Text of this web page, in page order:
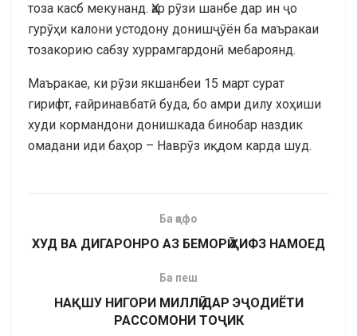
тоза касб мекунанд. Ҳар рӯзи шанбе дар ин ҷо
гурӯҳи калони устодону донишҷӯён ба маъракаи
тозакорию сабзу хуррамгардонӣ мебароянд.
Маъракае, ки рӯзи якшанбеи 15 март сурат
гирифт, ғайринавбатӣ буда, бо амри дилу хоҳиши
худи кормандони донишкада бинобар наздик
омадани иди баҳор – Наврӯз иқдом карда шуд.
Ба қафо
ХУД ВА ДИГАРОНРО АЗ БЕМОРӢ ҲИФЗ НАМОЕД
Ба пеш
НАҚШУ НИГОРИ МИЛЛӢ ДАР ЭҶОДИЁТИ
РАССОМОНИ ТОҶИК